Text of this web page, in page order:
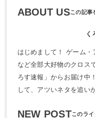
ABOUT US
く
はじめまして！ ゲーム
など全部大好物のクロス
ろす速報」からお届け中
して、アツいネタを追い
NEW POST